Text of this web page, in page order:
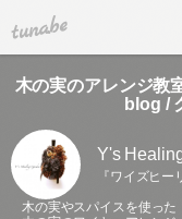
tuna.be
木の実のアレンジ
blog /
Y's
『ワイズヒー
木の実やスパイスを使った